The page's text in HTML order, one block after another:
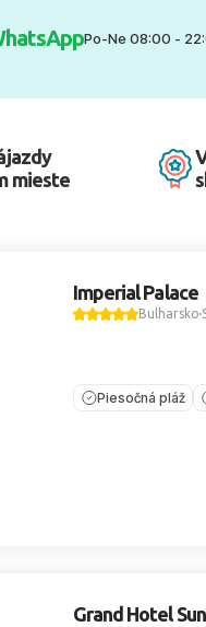
Po-Ne 08:00 -
mieste
Imperial Palace
Bulharsko
Piesočná pláž
Grand Hotel